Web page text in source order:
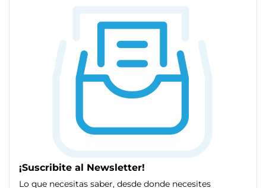
¡Suscribite al Newsletter!
Lo que necesitas saber, desde donde necesites